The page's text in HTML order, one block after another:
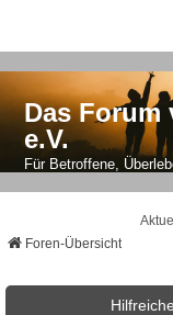
Das Forum
e.V.
Für Betroffene,
Foren-Übersicht